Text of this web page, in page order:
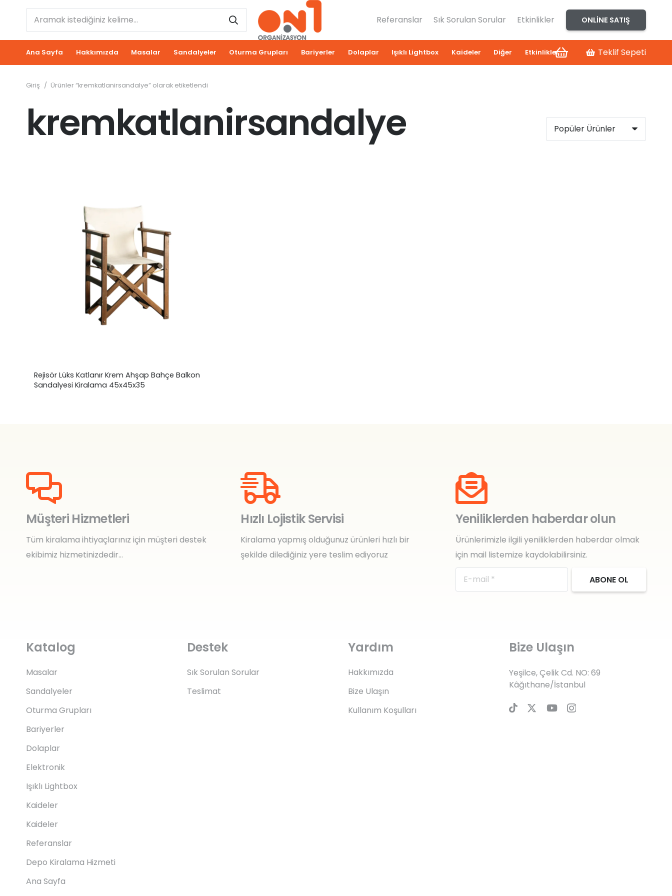
Referanslar Sık Sorulan Sorular Etkinlikler ONLINE SATIŞ
Ana Sayfa Hakkımızda Masalar Sandalyeler Oturma Grupları Bariyerler Dolaplar Işıklı Lightbox Kaideler Diğer Etkinlikler Teklif Sepeti
Giriş / Ürünler “kremkatlanirsandalye” olarak etiketlendi
kremkatlanirsandalye
Rejisör Lüks Katlanır Krem Ahşap Bahçe Balkon
Sandalyesi Kiralama 45x45x35
Müşteri Hizmetleri
Tüm kiralama ihtiyaçlarınız için müşteri destek
ekibimiz hizmetinizdedir…
Hızlı Lojistik Servisi
Kiralama yapmış olduğunuz ürünleri hızlı bir
şekilde dilediğiniz yere teslim ediyoruz
Yeniliklerden haberdar olun
Ürünlerimizle ilgili yeniliklerden haberdar olmak
için mail listemize kaydolabilirsiniz.
ABONE OL
Katalog
Masalar
Sandalyeler
Oturma Grupları
Bariyerler
Dolaplar
Elektronik
Işıklı Lightbox
Kaideler
Kaideler
Referanslar
Depo Kiralama Hizmeti
Ana Sayfa
Destek
Sık Sorulan Sorular
Teslimat
Yardım
Hakkımızda
Bize Ulaşın
Kullanım Koşulları
Bize Ulaşın
Yeşilce, Çelik Cd. NO: 69
Kâğıthane/İstanbul